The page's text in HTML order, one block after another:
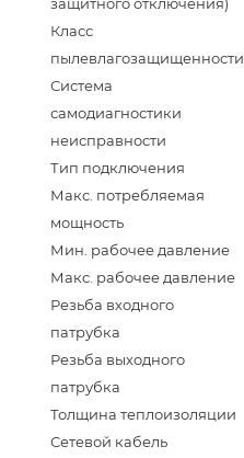
Класс
пылевлагозащищенности
Система
самодиагностики
неисправности
Тип подключения
Макс. потребляемая
мощность
Мин. рабочее давление
Макс. рабочее давление
Резьба входного
патрубка
Резьба выходного
патрубка
Толщина теплоизоляции
Сетевой кабель